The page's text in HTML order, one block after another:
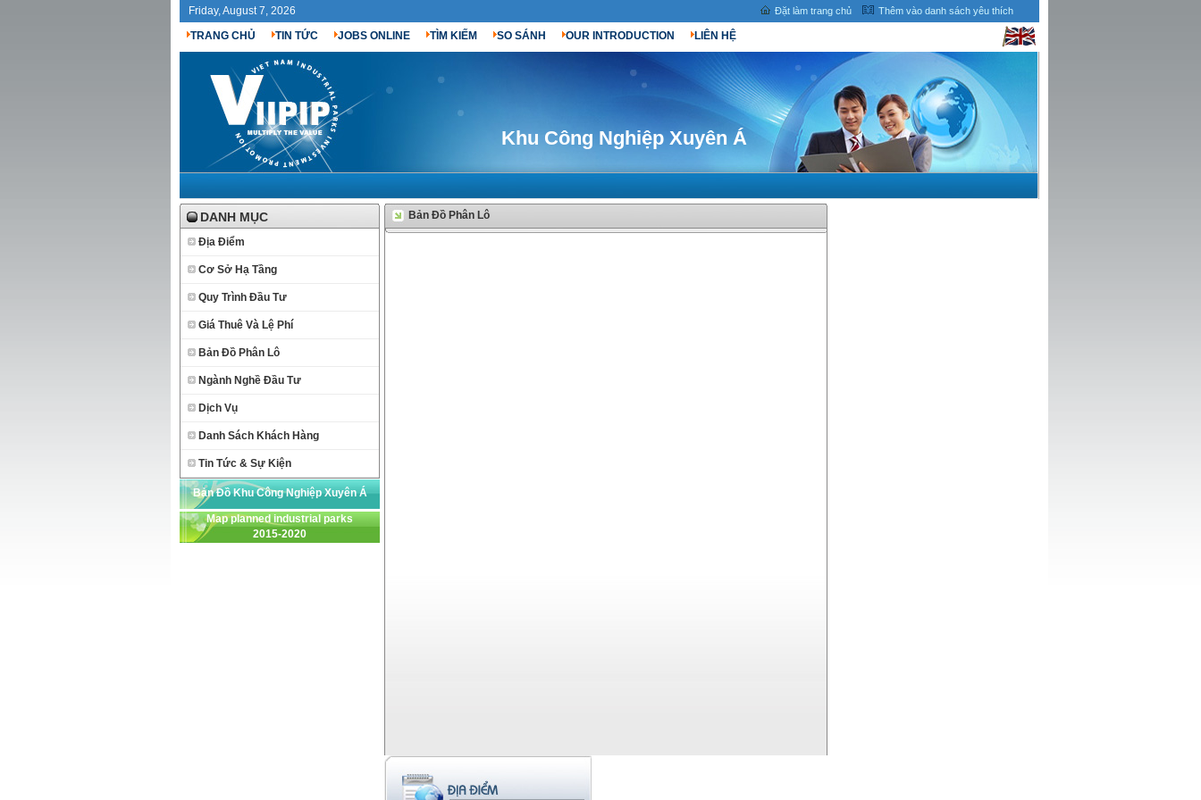
Friday, August 7, 2026 Đặt làm trang chủ Thêm vào danh sách yêu thích
TRANG CHỦ TIN TỨC JOBS ONLINE TÌM KIẾM SO SÁNH OUR INTRODUCTION LIÊN HỆ
Khu Công Nghiệp Xuyên Á
DANH MỤC
Địa Điểm
Cơ Sở Hạ Tầng
Quy Trình Đầu Tư
Giá Thuê Và Lệ Phí
Bản Đồ Phân Lô
Ngành Nghề Đầu Tư
Dịch Vụ
Danh Sách Khách Hàng
Tin Tức & Sự Kiện
Bản Đồ Khu Công Nghiệp Xuyên Á
Map planned industrial parks
2015-2020
Bản Đồ Phân Lô